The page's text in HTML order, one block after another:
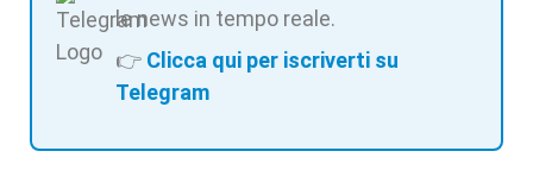
le news in tempo reale.
👉 Clicca qui per iscriverti su
Telegram